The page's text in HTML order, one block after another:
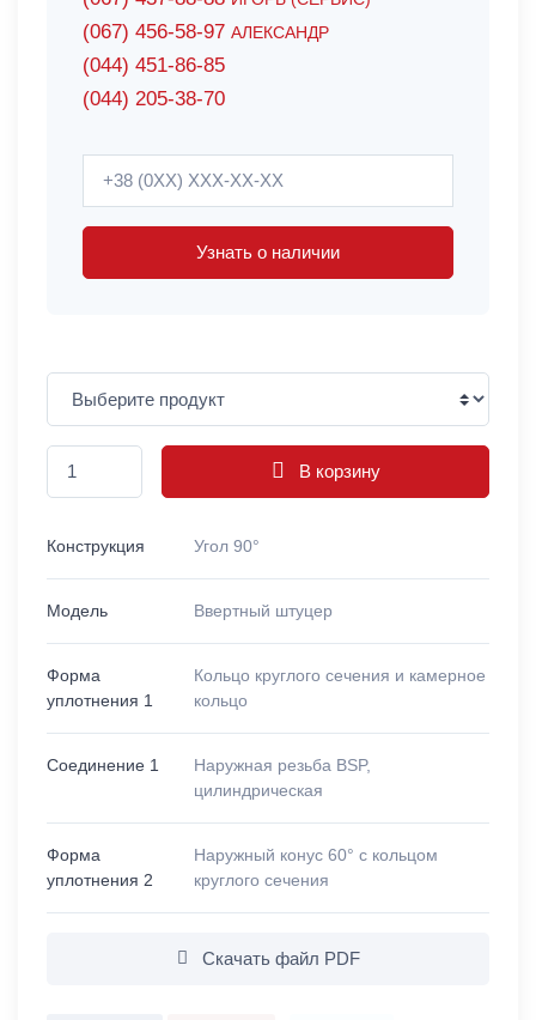
(067) 456-58-97 АЛЕКСАНДР
(044) 451-86-85
(044) 205-38-70
Узнать о наличии
В корзину
Конструкция Угол 90°
Модель Ввертный штуцер
Форма
уплотнения 1
Кольцо круглого сечения и камерное
кольцо
Соединение 1
Наружная резьба BSP,
цилиндрическая
Форма
уплотнения 2
Наружный конус 60° с кольцом
круглого сечения
Скачать файл PDF